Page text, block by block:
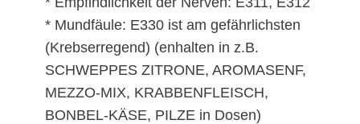
* Mundfäule: E330 ist am gefährlichsten
(Krebserregend) (enhalten in z.B.
SCHWEPPES ZITRONE, AROMASENF,
MEZZO-MIX, KRABBENFLEISCH,
BONBEL-KÄSE, PILZE in Dosen)